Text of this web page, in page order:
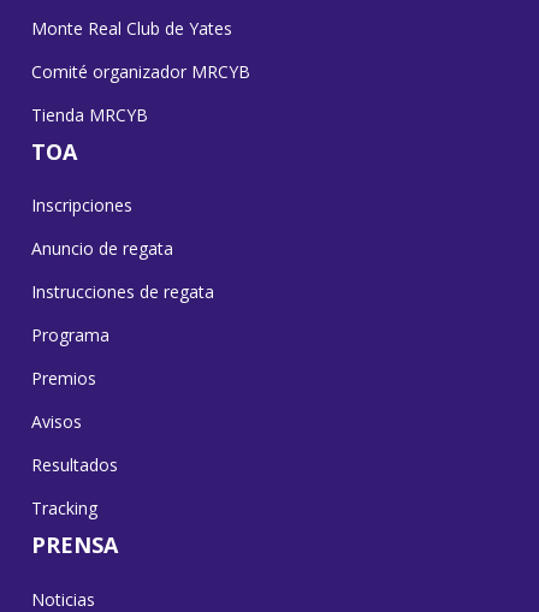
Monte Real Club de Yates
Comité organizador MRCYB
Tienda MRCYB
TOA
Inscripciones
Anuncio de regata
Instrucciones de regata
Programa
Premios
Avisos
Resultados
Tracking
PRENSA
Noticias